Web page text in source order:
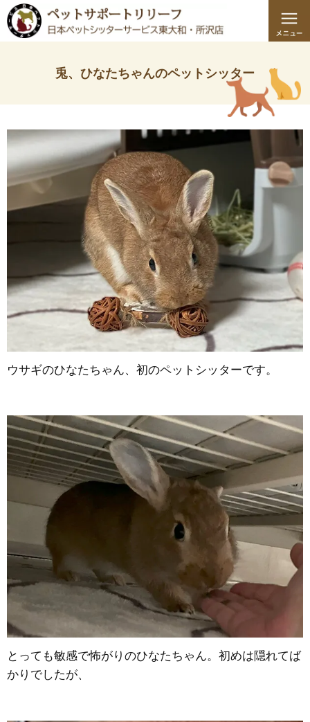
兎、ひなたちゃんのペットシッター
ウサギのひなたちゃん、初のペットシッターです。
とっても敏感で怖がりのひなたちゃん。初めは隠れてば
かりでしたが、